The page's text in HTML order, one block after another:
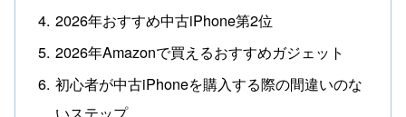
2026年おすすめ中古iPhone第2位
2026年Amazonで買えるおすすめガジェット
初心者が中古iPhoneを購入する際の間違いのな